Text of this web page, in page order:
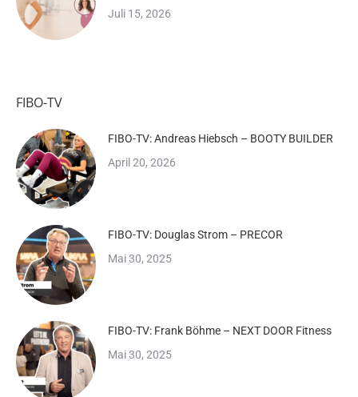
Juli 15, 2026
FIBO-TV
FIBO-TV: Andreas Hiebsch – BOOTY BUILDER
April 20, 2026
FIBO-TV: Douglas Strom – PRECOR
Mai 30, 2025
FIBO-TV: Frank Böhme – NEXT DOOR Fitness
Mai 30, 2025